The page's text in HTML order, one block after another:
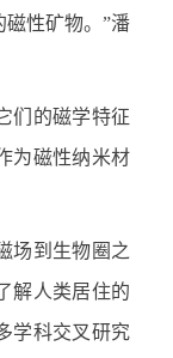
性矿物。”潘
们的磁学特征
为磁性纳米材
场到生物圈之
解人类居住的
学科交叉研究